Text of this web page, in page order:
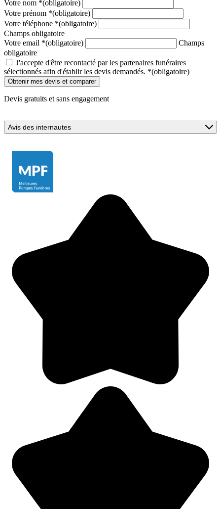
Votre nom *(obligatoire)
Votre prénom *(obligatoire)
Votre téléphone *(obligatoire)
Champs obligatoire
Votre email *(obligatoire)
Champs
obligatoire
J'accepte d'être recontacté par les partenaires funéraires
sélectionnés afin d'établir les devis demandés. *(obligatoire)
Devis gratuits et sans engagement
Avis des internautes